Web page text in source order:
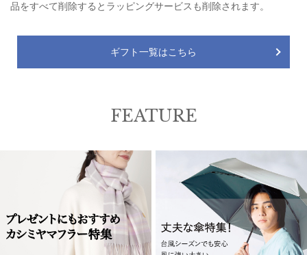
品をすべて削除するとラッピングサービスも削除されます。
ギフト一覧はこちら
FEATURE